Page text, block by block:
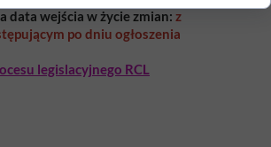
data wejścia w życie zmian: z
po dniu ogłoszenia
legislacyjnego RCL